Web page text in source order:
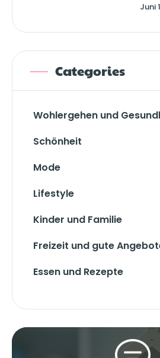
Juni
Categories
Wohlergehen und
Schönheit
Mode
Lifestyle
Kinder und Familie
Freizeit und gute
Essen und Rezepte